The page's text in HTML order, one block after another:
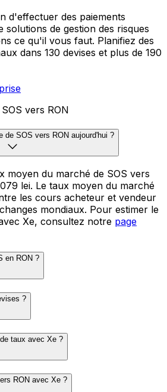
d'effectuer des paiements
de gestion des risques
ce qu'il vous faut. Planifiez des
dans 130 devises et plus de 190
vers RON
de SOS vers RON aujourd'hui ?
moyen du marché de SOS vers
lei. Le taux moyen du marché
les cours acheteur et vendeur
mondiaux. Pour estimer le
Xe, consultez notre page
en RON ?
?
taux avec Xe ?
RON avec Xe ?